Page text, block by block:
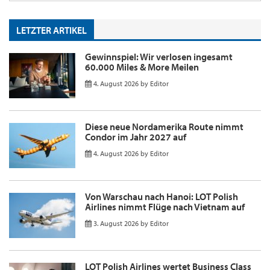
LETZTER ARTIKEL
Gewinnspiel: Wir verlosen ingesamt
60.000 Miles & More Meilen
4. August 2026 by Editor
Diese neue Nordamerika Route nimmt
Condor im Jahr 2027 auf
4. August 2026 by Editor
Von Warschau nach Hanoi: LOT Polish
Airlines nimmt Flüge nach Vietnam auf
3. August 2026 by Editor
LOT Polish Airlines wertet Business Class